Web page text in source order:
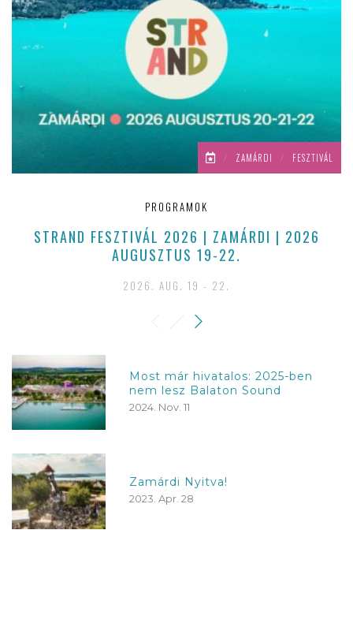
/ ZAMÁRDI / FESZTIVÁL
PROGRAMOK
STRAND FESZTIVÁL 2026 | ZAMÁRDI | 2026
AUGUSZTUS 19-22.
2026. AUG. 19 - 22.
Most már hivatalos: 2025-ben
nem lesz Balaton Sound
2024. Nov. 11
Zamárdi Nyitva!
2023. Apr. 28